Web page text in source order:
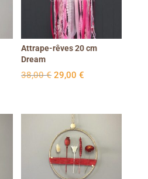
Attrape-rêves 20 cm
Dream
38,00€ Le
était :
38,00 €.
29,00€
est :